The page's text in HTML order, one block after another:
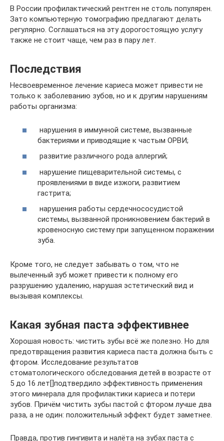
В России профилактический рентген не столь популярен.
Зато компьютерную томографию предлагают делать
регулярно. Соглашаться на эту дорогостоящую услугу
также не стоит чаще, чем раз в пару лет.
Последствия
Несвоевременное лечение кариеса может привести не
только к заболеванию зубов, но и к другим нарушениям
работы организма:
нарушения в иммунной системе, вызванные
бактериями и приводящие к частым ОРВИ;
развитие различного рода аллергий;
нарушение пищеварительной системы, с
проявлениями в виде изжоги, развитием
гастрита;
нарушения работы сердечнососудистой
системы, вызванной проникновением бактерий в
кровеносную систему при запущенном поражении
зуба.
Кроме того, не следует забывать о том, что не
вылеченный зуб может привести к полному его
разрушению удалению, нарушая эстетический вид и
вызывая комплексы.
Какая зубная паста эффективнее
Хорошая новость: чистить зубы всё же полезно. Но для
предотвращения развития кариеса паста должна быть с
фтором. Исследование результатов
стоматологического обследования детей в возрасте от
5 до 16 лет[]подтвердило эффективность применения
этого минерала для профилактики кариеса и потери
зубов. Причём чистить зубы пастой с фтором лучше два
раза, а не один: положительный эффект будет заметнее.
Правда, против гингивита и налёта на зубах паста с